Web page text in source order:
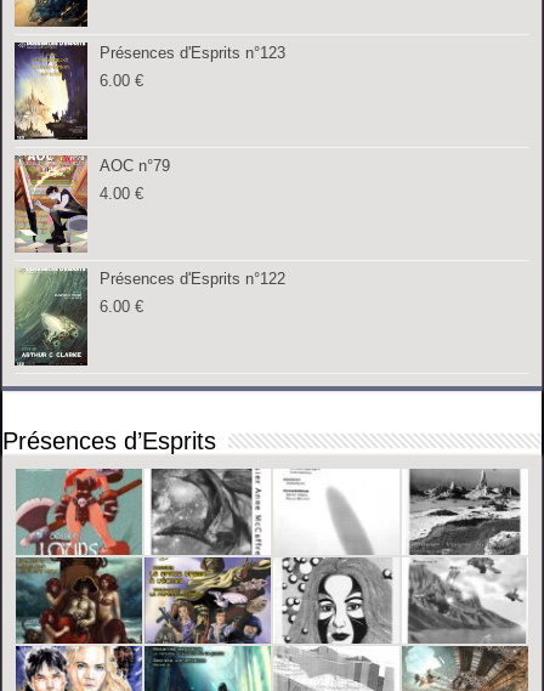
Présences d'Esprits n°123
6.00€
AOC n°79
4.00€
Présences d'Esprits n°122
6.00€
Présences d’Esprits